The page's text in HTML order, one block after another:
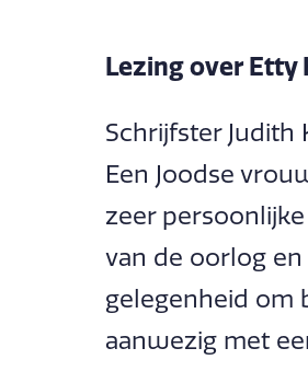
Lezing over Etty
Schrijfster Judith
Een Joodse
zeer
van de oorlog
gelegenheid om
aanwezig met